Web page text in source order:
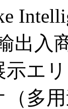
出入
エ
（多